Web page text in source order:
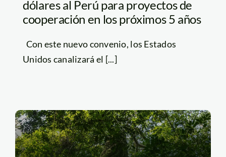
dólares al Perú para proyectos de
cooperación en los próximos 5 años
Con este nuevo convenio, los Estados
Unidos canalizará el [...]